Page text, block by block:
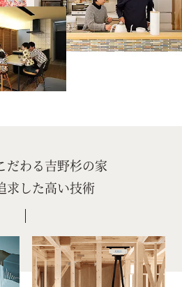
だわる吉野杉の家
求した高い技術